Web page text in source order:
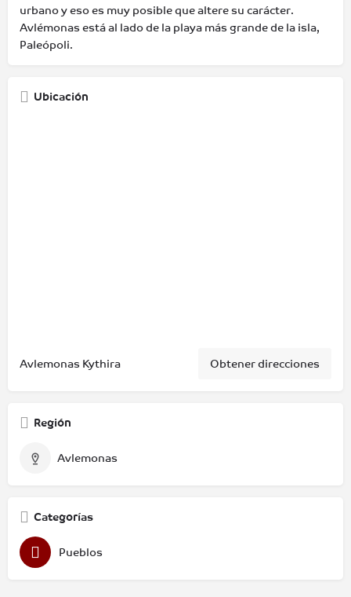
urbano y eso es muy posible que altere su carácter.
Avlémonas está al lado de la playa más grande de la isla,
Paleópoli.
Ubicación
Avlemonas Kythira Obtener direcciones
Región
Avlemonas
Categorías
Pueblos